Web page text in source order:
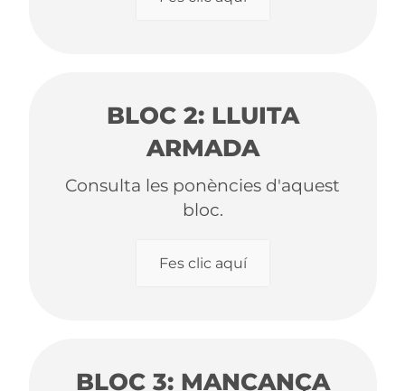
BLOC 2: LLUITA
ARMADA
Consulta les ponències d'aquest
bloc.
Fes clic aquí
BLOC 3: MANCANÇA